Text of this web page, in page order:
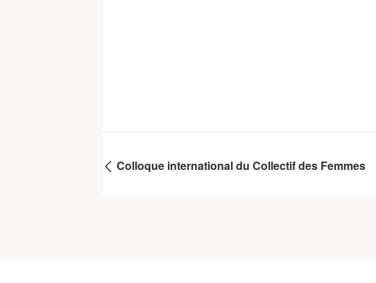
Colloque international du Collectif des Femmes